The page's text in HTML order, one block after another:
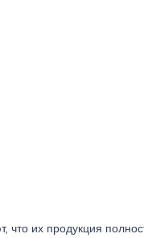
что их продукция